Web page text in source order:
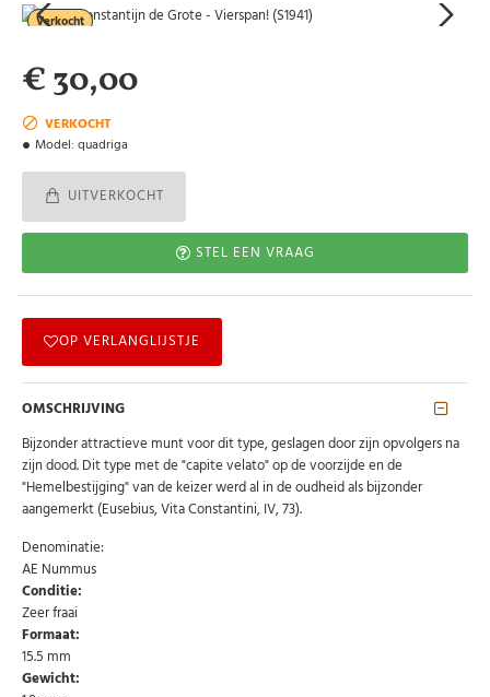
Verkocht
VERKOCHT
Model: quadriga
€ 30,00
UITVERKOCHT
STEL EEN VRAAG
OP VERLANGLIJSTJE
OMSCHRIJVING
Bijzonder attractieve munt voor dit type, geslagen door zijn opvolgers na
zijn dood. Dit type met de "capite velato" op de voorzijde en de
"Hemelbestijging" van de keizer werd al in de oudheid als bijzonder
aangemerkt (Eusebius, Vita Constantini, IV, 73).
Denominatie:
AE Nummus
Conditie:
Zeer fraai
Formaat:
15.5 mm
Gewicht: